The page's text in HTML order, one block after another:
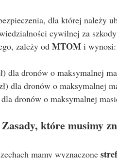
dla której należy
cywilnej za
zależy od MTOM i wynosi:
dla dronów o maksymalnej
dla dronów o maksymalnej
dronów o maksymalnej
Zasady, które musimy
mamy wyznaczone